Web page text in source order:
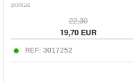
pontas
22,30
19,70EUR
REF: 3017252